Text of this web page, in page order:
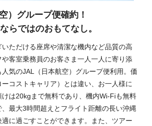
）グループ便確約！
らではのおもてなし。
ただける座席や清潔な機内など品質の高
客室乗務員のお客さま一人一人に寄り添
人気のJAL（日本航空）グループ便利用。価
コストキャリア）とは違い、お一人様に
は20kgまで無料であり、機内Wi-Fiも無料
最大3時間超えとフライト距離の長い沖縄
に過ごすことができます。また、ツアー